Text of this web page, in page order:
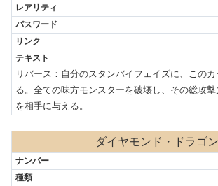
リバース：自分のスタンバイフェイズに、この
る。全ての味方モンスターを破壊し、その総攻
を相手に与える。
ダイヤモンド・ドラゴン